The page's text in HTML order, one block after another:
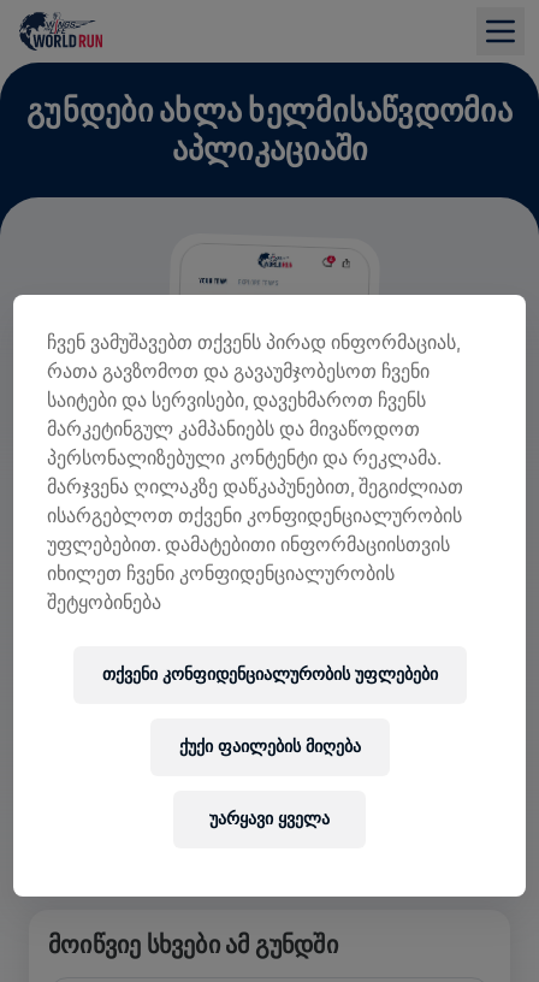
ᲒᲣᲜᲓᲔᲑᲘ ᲐᲮᲚᲐ ᲮᲔᲚᲛᲘᲡᲐᲬᲕᲓᲝᲛᲘᲐ
ᲐᲞᲚᲘᲙᲐᲪᲘᲐᲨᲘ
გუნდში ხარ თუ საკუთარს ქმნი, აპლიკაციაში
ლიდერბორდს და ერთად აღნიშნეთ.
ᲛᲝᲘᲬᲕᲘᲔ ᲡᲮᲕᲔᲑᲘ ᲐᲛ ᲒᲣᲜᲓᲨᲘ
ჩვენ ვამუშავებთ თქვენს პირად ინფორმაციას,
რათა გავზომოთ და გავაუმჯობესოთ ჩვენი
საიტები და სერვისები, დავეხმაროთ ჩვენს
მარკეტინგულ კამპანიებს და მივაწოდოთ
პერსონალიზებული კონტენტი და რეკლამა.
მარჯვენა ღილაკზე დაწკაპუნებით, შეგიძლიათ
ისარგებლოთ თქვენი კონფიდენციალურობის
უფლებებით. დამატებითი ინფორმაციისთვის
იხილეთ ჩვენი კონფიდენციალურობის
შეტყობინება
თქვენი კონფიდენციალურობის უფლებები
უარყავი ყველა
ქუქი ფაილების მიღება